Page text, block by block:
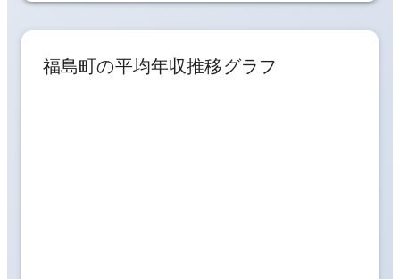
福島町の平均年収推移グラフ